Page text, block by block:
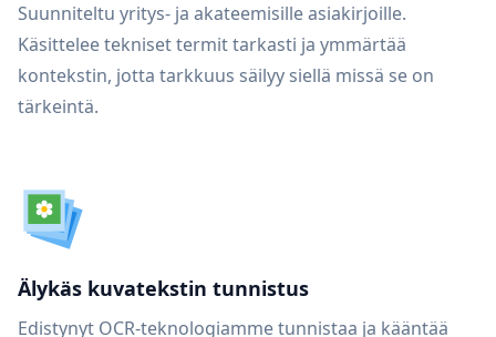
Suunniteltu yritys- ja akateemisille asiakirjoille.
Käsittelee tekniset termit tarkasti ja ymmärtää
kontekstin, jotta tarkkuus säilyy siellä missä se on
tärkeintä.
Älykäs kuvatekstin tunnistus
Edistynyt OCR-teknologiamme tunnistaa ja kääntää